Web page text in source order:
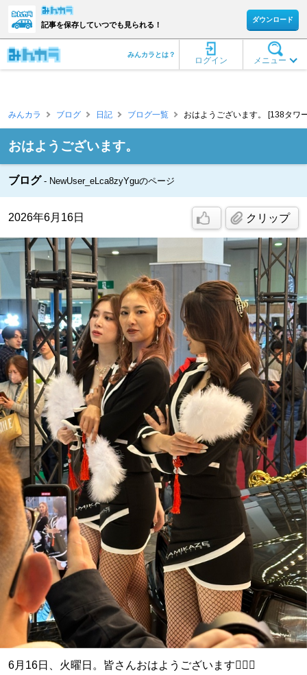
記事を保存していつでも見られる！
ダウンロード
メニュー
ログイン
みんカラとは？
みんカラ ブログ 日記 ブログ一覧 おはようございます。 [138タワ
おはようございます。
ブログ NewUser_eLca8zyYguのページ
2026年6月16日 クリップ
6月16日、火曜日。皆さんおはようございます🙇🏼‍♂️